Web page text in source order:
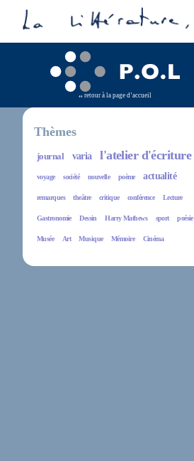
retour à la page d’accueil
Thèmes
journal varia l'atelier d'écriture
voyage société nouvelle poème actualité
remarques theâtre critique conférence Lecture
Gastronomie Dessin Harry Mathews sport poésie
Musée Art Musique Mémoire Cinéma